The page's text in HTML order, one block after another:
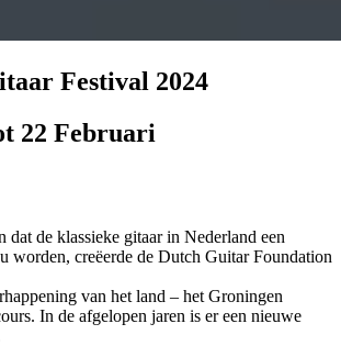
Festival 2024
22 Februari
dat de klassieke gitaar in Nederland een
worden, creëerde de Dutch Guitar Foundation
van het land – het Groningen
In de afgelopen jaren is er een nieuwe